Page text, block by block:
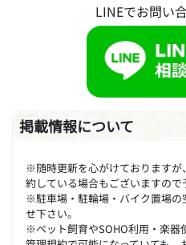
LINEでお問い
掲載情報について
※随時更新を心がけております
約している場合もございますので
※駐車場・駐輪場・バイク置場
せ下さい。
※ペット飼育やSOHO利用・楽器